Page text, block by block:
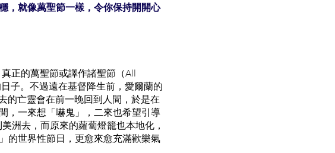
，就像萬聖節一樣，令你保持開開心
正的萬聖節或譯作諸聖節（All
子。不過遠在基督降生前，愛爾蘭的
的亡靈會在前一晚回到人間，於是在
，一來想「嚇鬼」，二來也希望引導
洲去，而原來的蘿蔔燈籠也本地化，
的世界性節日，更愈來愈充滿歡樂氣